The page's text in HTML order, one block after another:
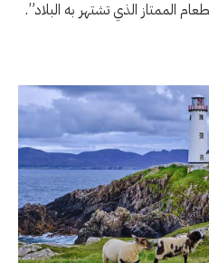
الممتاز الذي تشتهر به البلاد”.